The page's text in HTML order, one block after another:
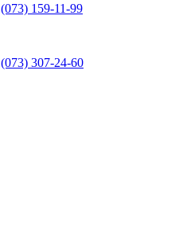
(073) 159-11-99
(073) 307-24-60